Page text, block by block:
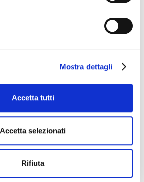
Mostra dettagli
Accetta tutti
Accetta selezionati
Rifiuta